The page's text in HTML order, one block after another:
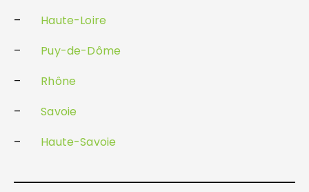
– Haute-Loire
– Puy-de-Dôme
– Rhône
–Savoie
– Haute-Savoie